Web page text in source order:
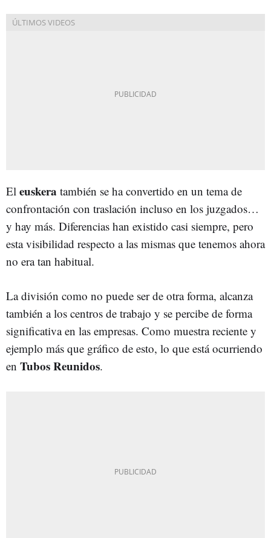
El euskera también se ha convertido en un tema de
confrontación con traslación incluso en los juzgados…
y hay más. Diferencias han existido casi siempre, pero
esta visibilidad respecto a las mismas que tenemos ahora
no era tan habitual.
La división como no puede ser de otra forma, alcanza
también a los centros de trabajo y se percibe de forma
significativa en las empresas. Como muestra reciente y
ejemplo más que gráfico de esto, lo que está ocurriendo
en Tubos Reunidos.